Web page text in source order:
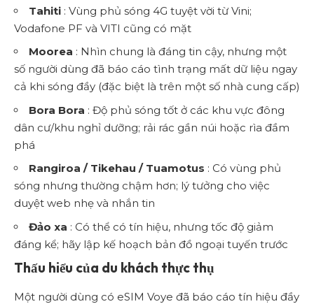
Tahiti : Vùng phủ sóng 4G tuyệt vời từ Vini;
Vodafone PF và VITI cũng có mặt
Moorea : Nhìn chung là đáng tin cậy, nhưng một
số người dùng đã báo cáo tình trạng mất dữ liệu ngay
cả khi sóng đầy (đặc biệt là trên một số nhà cung cấp)
Bora Bora : Độ phủ sóng tốt ở các khu vực đông
dân cư/khu nghỉ dưỡng; rải rác gần núi hoặc rìa đầm
phá
Rangiroa / Tikehau / Tuamotus : Có vùng phủ
sóng nhưng thường chậm hơn; lý tưởng cho việc
duyệt web nhẹ và nhắn tin
Đảo xa : Có thể có tín hiệu, nhưng tốc độ giảm
đáng kể; hãy lập kế hoạch bản đồ ngoại tuyến trước
Thấu hiểu của du khách thực thụ
Một người dùng có eSIM Voye đã báo cáo tín hiệu đầy